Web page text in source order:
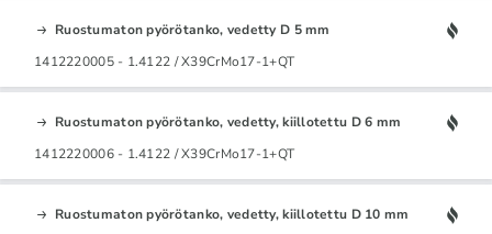
Ruostumaton pyörötanko, vedetty D 5 mm
1412220005 - 1.4122 / X39CrMo17-1+QT
Ruostumaton pyörötanko, vedetty, kiillotettu D 6 mm
1412220006 - 1.4122 / X39CrMo17-1+QT
Ruostumaton pyörötanko, vedetty, kiillotettu D 10 mm